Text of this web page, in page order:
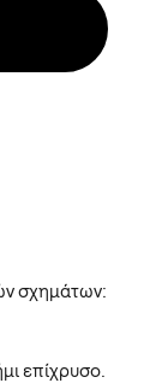
σχημάτων:
επίχρυσο.